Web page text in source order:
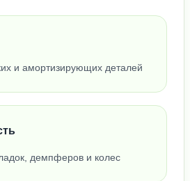
и амортизирующих деталей
демпферов и колес